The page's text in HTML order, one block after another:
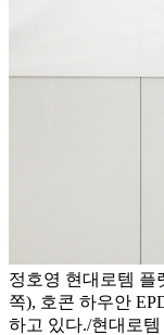
정호영 현대로템 플
쪽), 호콘 하우안
하고 있다./현대로템